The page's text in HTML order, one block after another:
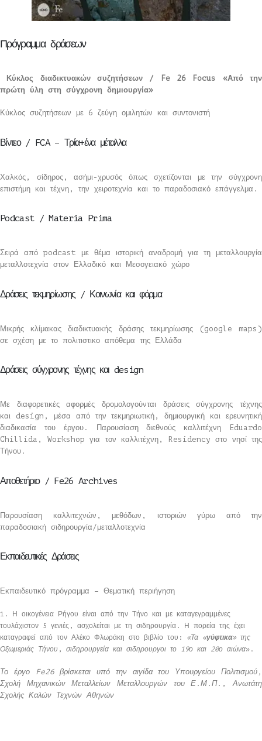
Πρόγραμμα δράσεων
Κύκλος διαδικτυακών συζητήσεων / Fe 26 Focus «Από την
πρώτη ύλη στη σύγχρονη δημιουργία»
Κύκλος συζητήσεων με 6 ζεύγη ομιλητών και συντονιστή
Βίντεο / FCA – Τρία+ένα μέταλλα
Χαλκός, σίδηρος, ασήμι-χρυσός όπως σχετίζονται με την σύγχρονη
επιστήμη και τέχνη, την χειροτεχνία και το παραδοσιακό επάγγελμα.
Podcast / Materia Prima
Σειρά από podcast με θέμα ιστορική αναδρομή για τη μεταλλουργία
μεταλλοτεχνία στον Ελλαδικό και Μεσογειακό χώρο
Δράσεις τεκμηρίωσης / Κοινωνία και φόρμα
Μικρής κλίμακας διαδικτυακής δράσης τεκμηρίωσης (google maps)
σε σχέση με το πολιτιστικο απόθεμα της Ελλάδα
Δράσεις σύγχρονης τέχνης και design
Με διαφορετικές αφορμές δρομολογούνται δράσεις σύγχρονης τέχνης
και design, μέσα από την τεκμηριωτική, δημιουργική και ερευνητική
διαδικασία του έργου. Παρουσίαση διεθνούς καλλιτέχνη Eduardo
Chillida, Workshop για τον καλλιτέχνη, Residency στο νησί της
Τήνου.
Αποθετήριο / Fe26 Archives
Παρουσίαση καλλιτεχνών, μεθόδων, ιστοριών γύρω από την
παραδοσιακή σιδηρουργία/μεταλλοτεχνία
Εκπαιδευτικές Δράσεις
Εκπαιδευτικό πρόγραμμα – Θεματική περιήγηση
1. Η οικογένεια Ρήγου είναι από την Τήνο και με καταγεγραμμένες
τουλάχιστον 5 γενιές, ασχολείται με τη σιδηρουργία. Η πορεία της έχει
καταγραφεί από τον Αλέκο Φλωράκη στο βιβλίο του: «Τα «γύφτικα» της
Οξωμεριάς Τήνου , σιδηρουργεία και σιδηρουργοι το 19ο και 20ο αιώνα».
Το έργο Fe26 βρίσκεται υπό την αιγίδα του Υπουργείου Πολιτισμού,
Σχολή Μηχανικών Μεταλλείων Μεταλλουργών του Ε.Μ.Π., Ανωτάτη
Σχολής Καλών Τεχνών Αθηνών